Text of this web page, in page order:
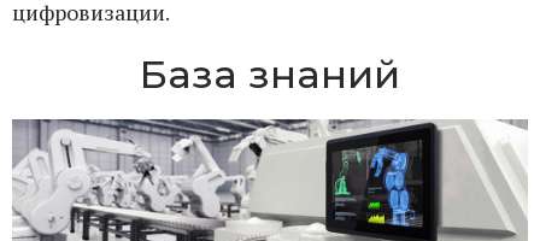
цифровизации.
База знаний